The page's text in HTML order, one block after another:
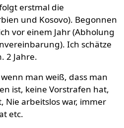
erstmal die
und Kosovo). Begonnen
vor einem Jahr (Abholung
Ich schätze
2 Jahre.
man weiß, dass man
ist, keine Vorstrafen hat,
Nie arbeitslos war, immer
etc.